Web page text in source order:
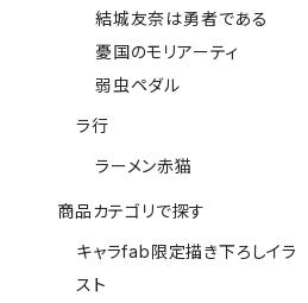
結城友奈は勇者である
憂国のモリアーティ
弱虫ペダル
ラ行
ラーメン赤猫
商品カテゴリで探す
キャラfab限定描き下ろしイラ
スト